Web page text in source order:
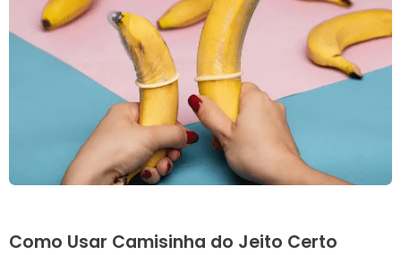
Como Usar Camisinha do Jeito Certo